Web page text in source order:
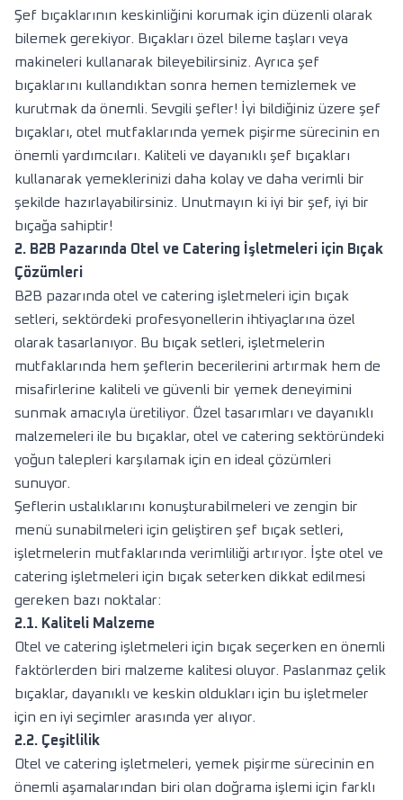
Şef bıçaklarının keskinliğini korumak için düzenli olarak
bilemek gerekiyor. Bıçakları özel bileme taşları veya
makineleri kullanarak bileyebilirsiniz. Ayrıca şef
bıçaklarını kullandıktan sonra hemen temizlemek ve
kurutmak da önemli. Sevgili şefler! İyi bildiğiniz üzere şef
bıçakları, otel mutfaklarında yemek pişirme sürecinin en
önemli yardımcıları. Kaliteli ve dayanıklı şef bıçakları
kullanarak yemeklerinizi daha kolay ve daha verimli bir
şekilde hazırlayabilirsiniz. Unutmayın ki iyi bir şef, iyi bir
bıçağa sahiptir!
2. B2B Pazarında Otel ve Catering İşletmeleri için Bıçak
Çözümleri
B2B pazarında otel ve catering işletmeleri için bıçak
setleri, sektördeki profesyonellerin ihtiyaçlarına özel
olarak tasarlanıyor. Bu bıçak setleri, işletmelerin
mutfaklarında hem şeflerin becerilerini artırmak hem de
misafirlerine kaliteli ve güvenli bir yemek deneyimini
sunmak amacıyla üretiliyor. Özel tasarımları ve dayanıklı
malzemeleri ile bu bıçaklar, otel ve catering sektöründeki
yoğun talepleri karşılamak için en ideal çözümleri
sunuyor.
Şeflerin ustalıklarını konuşturabilmeleri ve zengin bir
menü sunabilmeleri için geliştiren şef bıçak setleri,
işletmelerin mutfaklarında verimliliği artırıyor. İşte otel ve
catering işletmeleri için bıçak seterken dikkat edilmesi
gereken bazı noktalar:
2.1. Kaliteli Malzeme
Otel ve catering işletmeleri için bıçak seçerken en önemli
faktörlerden biri malzeme kalitesi oluyor. Paslanmaz çelik
bıçaklar, dayanıklı ve keskin oldukları için bu işletmeler
için en iyi seçimler arasında yer alıyor.
2.2. Çeşitlilik
Otel ve catering işletmeleri, yemek pişirme sürecinin en
önemli aşamalarından biri olan doğrama işlemi için farklı